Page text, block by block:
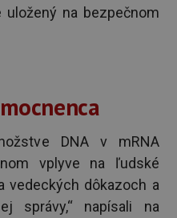
uložený na bezpečnom
DNA v mRNA
vplyve na ľudské
vedeckých dôkazoch a
správy,“ napísali na